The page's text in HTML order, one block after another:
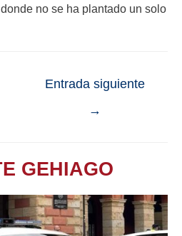
no se ha plantado un solo
Entrada siguiente
→
GEHIAGO